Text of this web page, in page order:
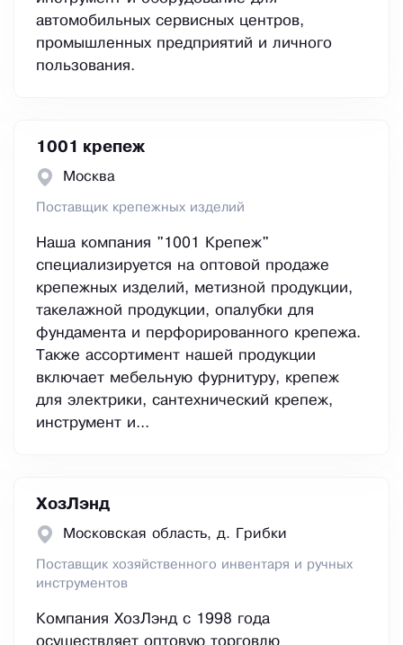
автомобильных сервисных центров,
промышленных предприятий и личного
пользования.
1001 крепеж
Москва
Поставщик крепежных изделий
Наша компания "1001 Крепеж"
специализируется на оптовой продаже
крепежных изделий, метизной продукции,
такелажной продукции, опалубки для
фундамента и перфорированного крепежа.
Также ассортимент нашей продукции
включает мебельную фурнитуру, крепеж
для электрики, сантехнический крепеж,
инструмент и...
ХозЛэнд
Московская область, д. Грибки
Поставщик хозяйственного инвентаря и ручных
инструментов
Компания ХозЛэнд с 1998 года
осуществляет оптовую торговлю